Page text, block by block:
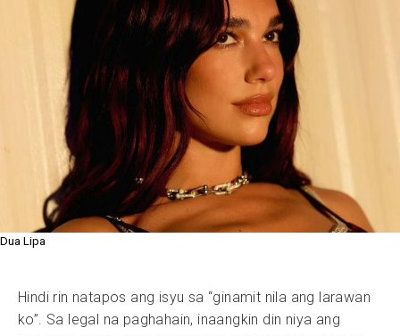
Dua Lipa
Hindi rin natapos ang isyu sa “ginamit nila ang larawan
ko”. Sa legal na paghahain, inaangkin din niya ang